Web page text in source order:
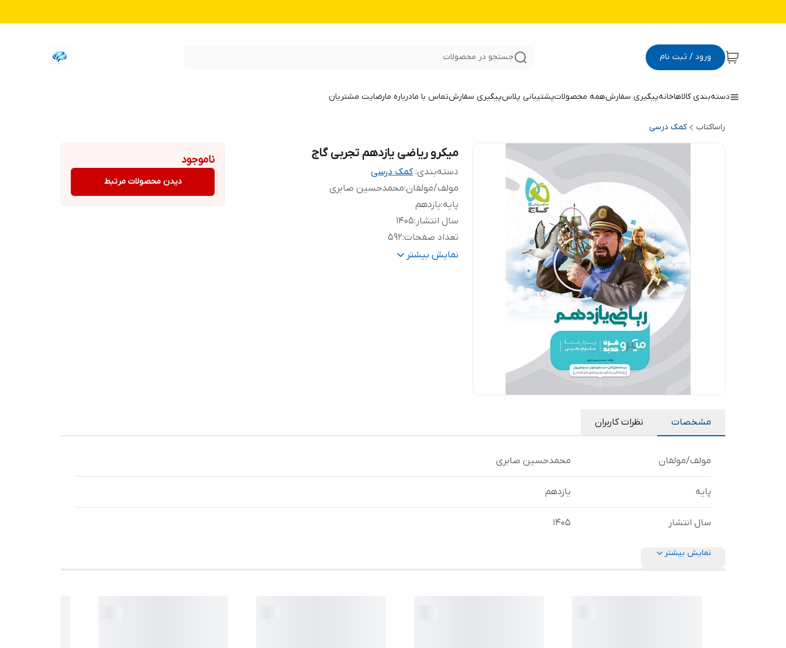
ورود / ثبت نام جستجو در محصولات
دسته‌بندی کالاهاخانهپیگیری سفارشهمه محصولاتپشتیبانی پلاسپیگیری سفارشتماس با مادرباره مارضایت مشتریان
راساکتاب کمک درسی
میکرو ریاضی یازدهم تجربی گاج
دسته‌بندی:کمک درسی
مولف/مولفان:محمدحسین صابری
پایه:یازدهم
سال انتشار :
1405
تعداد صفحات:
592
رشته:علوم تجربی
نمایش بیشتر
ناموجود
دیدن محصولات مرتبط
مشخصات نظرات کاربران
مولف/مولفان محمدحسین صابری
پایه یازدهم
سال انتشار 1405
نمایش بیشتر